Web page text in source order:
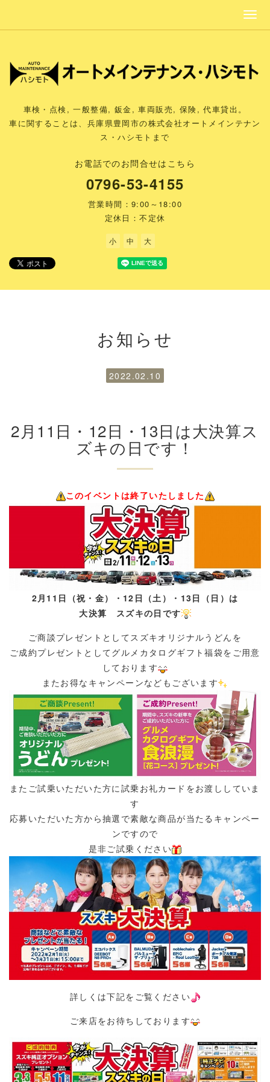
車検・点検, 一般整備, 鈑金, 車両販売, 保険, 代車貸出。
車に関することは、兵庫県豊岡市の株式会社オートメインテナン
ス・ハシモトまで
お電話でのお問合せはこちら
0796-53-4155
営業時間：9:00～18:00
定休日：不定休
小 中 大
お知らせ
2022.02.10
2月11日・12日・13日は大決算ス
ズキの日です！
このイベントは終了いたしました
2月11日（祝・金）・12日（土）・13日（日）は
大決算 スズキの日です
ご商談プレゼントとしてスズキオリジナルうどんを
ご成約プレゼントとしてグルメカタログギフト福袋をご用意
しております
またお得なキャンペーンなどもございます
またご試乗いただいた方に試乗お礼カードをお渡ししていま
す
応募いただいた方から抽選で素敵な商品が当たるキャンペー
ンですので
是非ご試乗ください
詳しくは下記をご覧ください
ご来店をお待ちしております